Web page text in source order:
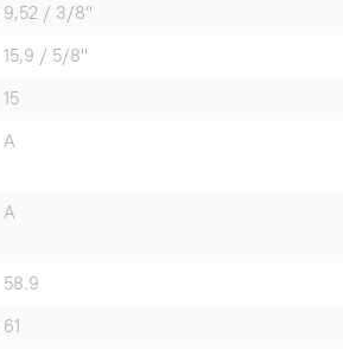
9,52 / 3/8"
15,9 / 5/8"
15
A
A
58.9
61